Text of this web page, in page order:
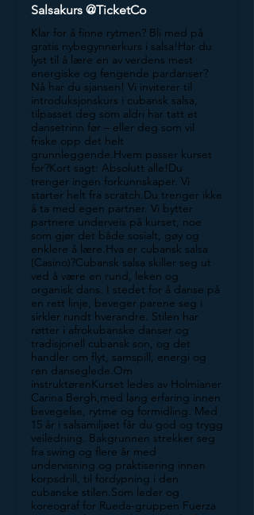
Salsakurs @TicketCo
Klar for å finne rytmen? Bli med på
gratis nybegynnerkurs i salsa!Har du
lyst til å lære en av verdens mest
energiske og fengende pardanser?
Nå har du sjansen! Vi inviterer til
introduksjonskurs i cubansk salsa,
tilpasset deg som aldri har tatt et
dansetrinn før – eller deg som vil
friske opp det helt
grunnleggende.Hvem passer kurset
for?Kort sagt: Absolutt alle!Du
trenger ingen forkunnskaper. Vi
starter helt fra scratch.Du trenger ikke
å ta med egen partner. Vi bytter
partnere underveis på kurset, noe
som gjør det både sosialt, gøy og
enklere å lære.Hva er cubansk salsa
(Casino)?Cubansk salsa skiller seg ut
ved å være en rund, leken og
organisk dans. I stedet for å danse på
en rett linje, beveger parene seg i
sirkler rundt hverandre. Stilen har
røtter i afrokubanske danser og
tradisjonell cubansk son, og det
handler om flyt, samspill, energi og
ren danseglede.Om
instruktørenKurset ledes av Holmianer
Carina Bergh,med lang erfaring innen
bevegelse, rytme og formidling. Med
15 år i salsamiljøet får du god og trygg
veiledning. Bakgrunnen strekker seg
fra swing og flere år med
undervisning og praktisering innen
korpsdrill, til fordypning i den
cubanske stilen.Som leder og
koreograf for Rueda-gruppen Fuerza